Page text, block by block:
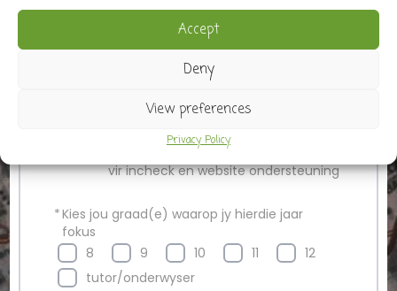
Accept
Deny
View preferences
Privacy Policy
Bevestig EPOS ADRES
LEERDER se kontak nommer
vir incheck en website ondersteuning
*Kies jou graad(e) waarop jy hierdie jaar
fokus
8
9 10 11
12
tutor/onderwyser